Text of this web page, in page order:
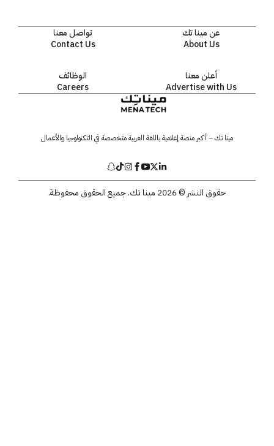
عن مينا تك
About Us
تواصل معنا
Contact Us
أعلن معنا
Advertise with Us
الوظائف
Careers
مينا تك – أكبر منصة إعلامية باللغة العربية متخصصة في التكنولوجيا والأعمال
حقوق النشر © 2026 مينا تك. جميع الحقوق محفوظة.